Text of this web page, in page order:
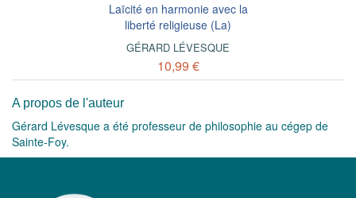
Laïcité en harmonie avec la
liberté religieuse (La)
GÉRARD LÉVESQUE
10,99 €
A propos de l'auteur
Gérard Lévesque a été professeur de philosophie au cégep de
Sainte-Foy.